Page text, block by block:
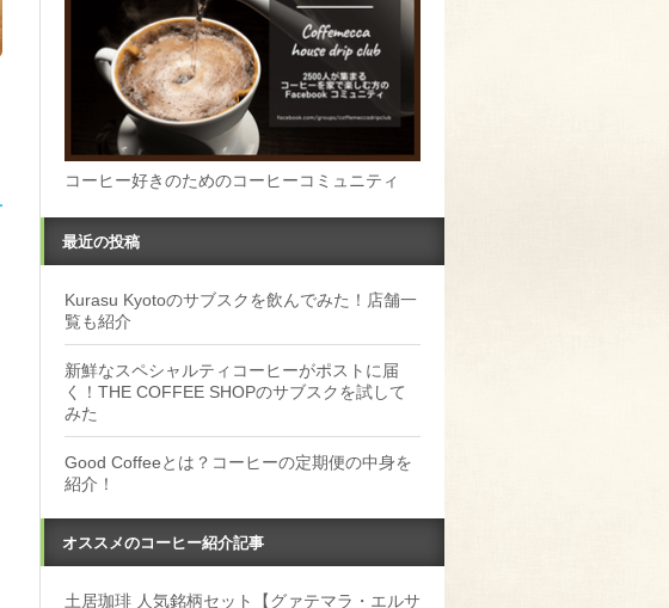
コーヒー好きのためのコーヒーコミュニティ
最近の投稿
Kurasu Kyotoのサブスクを飲んでみた！店舗一
覧も紹介
新鮮なスペシャルティコーヒーがポストに届
く！THE COFFEE SHOPのサブスクを試して
みた
Good Coffeeとは？コーヒーの定期便の中身を
紹介！
オススメのコーヒー紹介記事
土居珈琲 人気銘柄セット【グァテマラ・エルサ